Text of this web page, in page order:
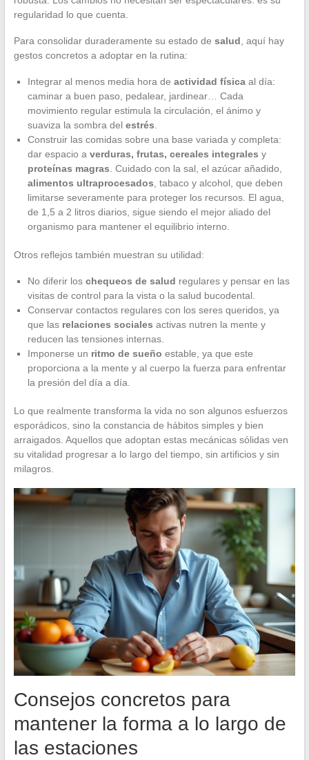
regularidad lo que cuenta.
Para consolidar duraderamente su estado de salud , aquí hay
gestos concretos a adoptar en la rutina:
Integrar al menos media hora de actividad físicaal día:
caminar a buen paso, pedalear, jardinear… Cada
movimiento regular estimula la circulación, el ánimo y
suaviza la sombra del estrés
Construir las comidas sobre una base variada y completa:
dar espacio a verduras, frutas, cereales integrales y
proteínas magras . Cuidado con la sal, el azúcar añadido,
alimentos ultraprocesados , tabaco y alcohol, que deben
limitarse severamente para proteger los recursos. El agua,
de 1,5 a 2 litros diarios, sigue siendo el mejor aliado del
organismo para mantener el equilibrio interno.
Otros reflejos también muestran su utilidad:
No diferir los chequeos de salud regulares y pensar en las
visitas de control para la vista o la salud bucodental.
Conservar contactos regulares con los seres queridos, ya
que las relaciones sociales activas nutren la mente y
reducen las tensiones internas.
Imponerse un ritmo de sueño estable, ya que este
proporciona a la mente y al cuerpo la fuerza para enfrentar
la presión del día a día.
Lo que realmente transforma la vida no son algunos esfuerzos
esporádicos, sino la constancia de hábitos simples y bien
arraigados. Aquellos que adoptan estas mecánicas sólidas ven
su vitalidad progresar a lo largo del tiempo, sin artificios y sin
milagros.
Consejos concretos para
mantener la forma a lo largo de
las estaciones